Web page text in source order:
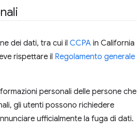
dei dati, tra cui il CCPA in California
rispettare il Regolamento generale
personali delle persone che
gli utenti possono richiedere
ufficialmente la fuga di dati.